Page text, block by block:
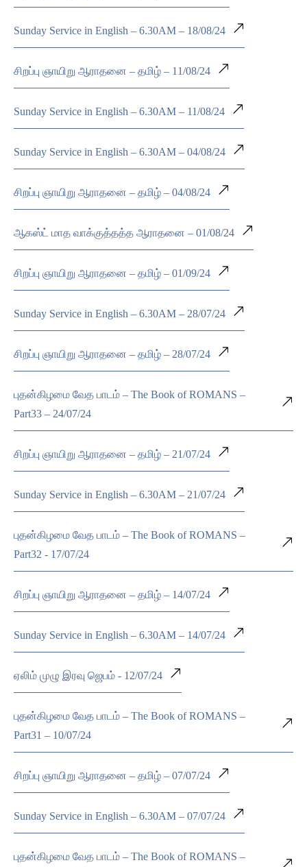
Sunday Service in English – 6.30AM – 18/08/24
சிறப்பு ஞாயிறு ஆராதனை – தமிழ் – 11/08/24
Sunday Service in English – 6.30AM – 11/08/24
Sunday Service in English – 6.30AM – 04/08/24
சிறப்பு ஞாயிறு ஆராதனை – தமிழ் – 04/08/24
ஆகஸ்ட் மாத வாக்குத்தத்த ஆராதனை – 01/08/24
சிறப்பு ஞாயிறு ஆராதனை – தமிழ் – 01/09/24
Sunday Service in English – 6.30AM – 28/07/24
சிறப்பு ஞாயிறு ஆராதனை – தமிழ் – 28/07/24
புதன்கிழமை வேத பாடம் – The Book of ROMANS –
Part33 – 24/07/24
சிறப்பு ஞாயிறு ஆராதனை – தமிழ் – 21/07/24
Sunday Service in English – 6.30AM – 21/07/24
புதன்கிழமை வேத பாடம் – The Book of ROMANS –
Part32 - 17/07/24
சிறப்பு ஞாயிறு ஆராதனை – தமிழ் – 14/07/24
Sunday Service in English – 6.30AM – 14/07/24
ஏலிம் முழு இரவு ஜெபம் - 12/07/24
புதன்கிழமை வேத பாடம் – The Book of ROMANS –
Part31 – 10/07/24
சிறப்பு ஞாயிறு ஆராதனை – தமிழ் – 07/07/24
Sunday Service in English – 6.30AM – 07/07/24
புதன்கிழமை வேத பாடம் – The Book of ROMANS –